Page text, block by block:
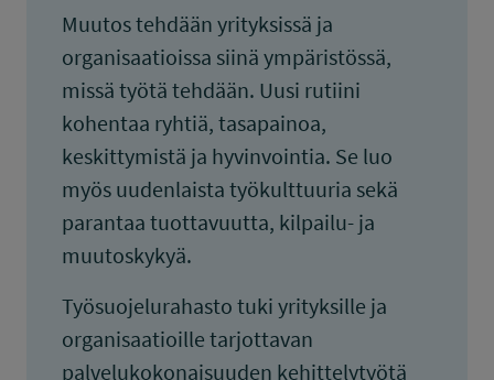
Muutos tehdään yrityksissä ja
organisaatioissa siinä ympäristössä,
missä työtä tehdään. Uusi rutiini
kohentaa ryhtiä, tasapainoa,
keskittymistä ja hyvinvointia. Se luo
myös uudenlaista työkulttuuria sekä
parantaa tuottavuutta, kilpailu- ja
muutoskykyä.
Työsuojelurahasto tuki yrityksille ja
organisaatioille tarjottavan
palvelukokonaisuuden kehittelytyötä